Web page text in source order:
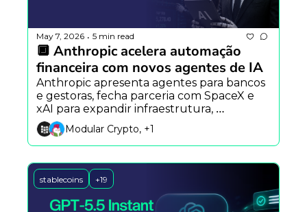
May 7, 2026 • 5 min read
🔲 Anthropic acelera automação
financeira com novos agentes de IA
Anthropic apresenta agentes para bancos
e gestoras, fecha parceria com SpaceX e
xAI para expandir infraestrutura,
enquanto Reid Hoffman aposta no
retorno dos NFTs com agentes de IA.
Modular Crypto, +1
stablecoins +19